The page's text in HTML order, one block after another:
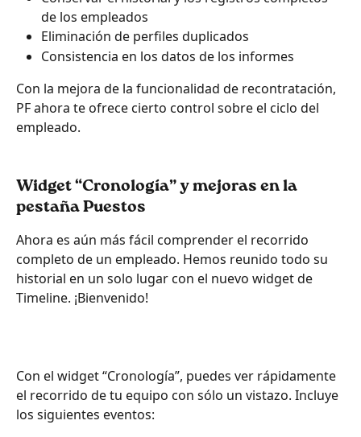
de los empleados
Eliminación de perfiles duplicados
Consistencia en los datos de los informes
Con la mejora de la funcionalidad de recontratación,
PF ahora te ofrece cierto control sobre el ciclo del
empleado.
Widget “Cronología” y mejoras en la
pestaña Puestos
Ahora es aún más fácil comprender el recorrido
completo de un empleado. Hemos reunido todo su
historial en un solo lugar con el nuevo widget de
Timeline. ¡Bienvenido!
Con el widget “Cronología”, puedes ver rápidamente
el recorrido de tu equipo con sólo un vistazo. Incluye
los siguientes eventos: